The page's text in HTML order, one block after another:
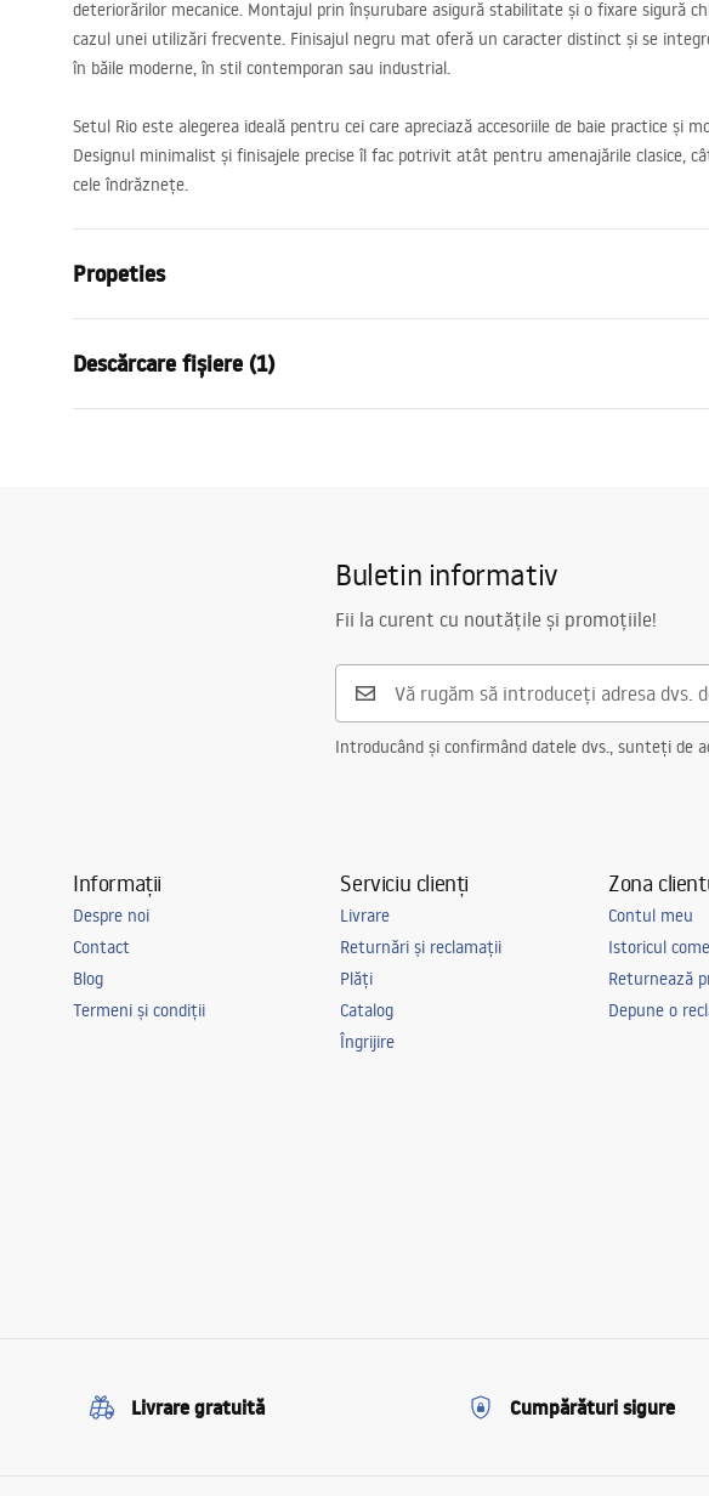
deteriorărilor mecanice. Montajul prin înșurubare asigură stabilitate și o fixare sigură
cazul unei utilizări frecvente. Finisajul negru mat oferă un caracter distinct și se
în băile moderne, în stil contemporan sau industrial.
Setul Rio este alegerea ideală pentru cei care apreciază accesoriile de baie practice și
Designul minimalist și finisajele precise îl fac potrivit atât pentru amenajările clasice,
cele îndrăznețe.
Propeties
Material
Metodă de montaj
Cu șuruburi
Descărcare fișiere (1)
Buletin informativ
Fii la curent cu noutățile și promoțiile!
Introducând și confirmând datele dvs., sunteți
Informații
Despre noi
Contact
Blog
Termeni și condiții
Serviciu clienți
Livrare
Returnări și reclamații
Plăți
Catalog
Îngrijire
Zona
Contul meu
Istoricul
Returnează
Depune o
Livrare gratuită Cumpărături sigure